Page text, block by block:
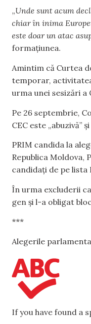
„Unde sunt acum
chiar în inima
este doar un atac
formațiunea.
Amintim că Curtea
temporar,
urma unei sesizări
Pe 26 septembrie,
CEC este „abuzivă”
PRIM candida la
Republica Moldova,
candidați de pe lista
În urma excluderii
gen și l-a obligat
***
Alegerile
If you have found a